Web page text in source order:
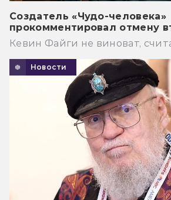
Создатель «Чудо-человека»
прокомментировал отмену
Кевин Файги не виноват,
Новости